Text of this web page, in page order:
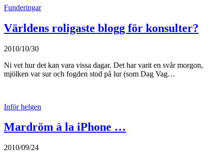
Funderingar
Världens roligaste blogg för konsulter?
2010/10/30
Ni vet hur det kan vara vissa dagar. Det har varit en svår morgon,
mjölken var sur och fogden stod på lur (som Dag Vag…
Inför helgen
Mardröm à la iPhone …
2010/09/24